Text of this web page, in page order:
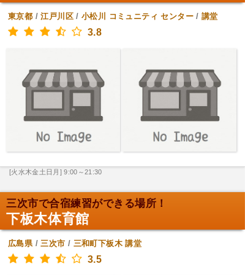
東京都 /江戸川区/小松川 コミュニティ センター/講堂
3.8
[火水木金土日月] 9:00～21:30
三次市で合宿練習ができる場所！
下板木体育館
広島県/三次市 / 三和町下板木 講堂
3.5